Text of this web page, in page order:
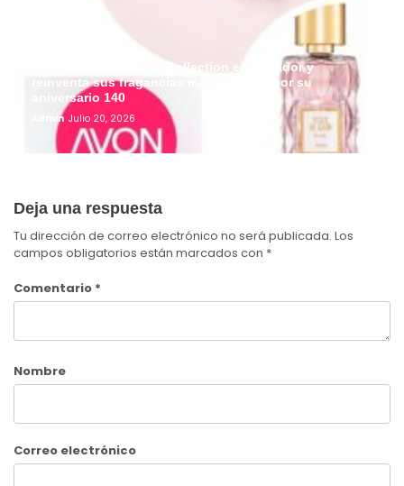
Avon presenta Iconic Collection en Ecuador y
reinventa sus fragancias más icónicas por su
aniversario 140
Admin Julio 20, 2026
Deja una respuesta
Tu dirección de correo electrónico no será publicada. Los
campos obligatorios están marcados con *
Comentario *
Nombre
Correo electrónico